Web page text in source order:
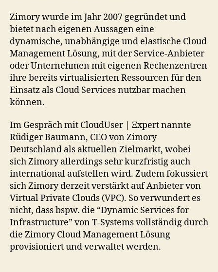
Zimory wurde im Jahr 2007 gegründet und
bietet nach eigenen Aussagen eine
dynamische, unabhängige und elastische Cloud
Management Lösung, mit der Service-Anbieter
oder Unternehmen mit eigenen Rechenzentren
ihre bereits virtualisierten Ressourcen für den
Einsatz als Cloud Services nutzbar machen
können.
Im Gespräch mit CloudUser | Ξxpert nannte
Rüdiger Baumann, CEO von Zimory
Deutschland als aktuellen Zielmarkt, wobei
sich Zimory allerdings sehr kurzfristig auch
international aufstellen wird. Zudem fokussiert
sich Zimory derzeit verstärkt auf Anbieter von
Virtual Private Clouds (VPC). So verwundert es
nicht, dass bspw. die “Dynamic Services for
Infrastructure” von T-Systems vollständig durch
die Zimory Cloud Management Lösung
provisioniert und verwaltet werden.